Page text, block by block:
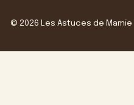
© 2026 Les Astuces de Mamie